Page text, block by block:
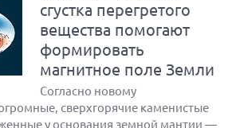
сгустка перегретого
вещества помогают
формировать
магнитное поле Земли
Согласно новому
сверхгорячие каменистые
у основания земной мантии —